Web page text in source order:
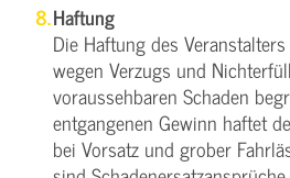
Haftung
Die Haftung des
wegen Verzugs und
voraussehbaren Schaden
entgangenen Gewinn haftet
bei Vorsatz und grober